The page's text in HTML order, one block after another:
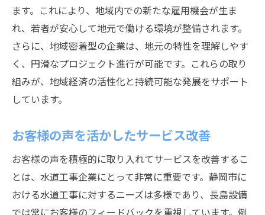
ます。これにより、地域内での新たな雇用機会が生ま
れ、若者が安心して地元で働ける環境が整備されます。
さらに、地域密着型の企業は、地元の特性を理解しやす
く、円滑なプロジェクト進行が可能です。これらの取り
組みが、地域経済の活性化と持続可能な発展をサポート
しています。
お客様の声を活かしたサービス改善
お客様の声を積極的に取り入れてサービスを改善するこ
とは、水道工事企業にとって非常に重要です。静岡市に
おける水道工事に対するニーズは多様であり、長島設備
では常にお客様のフィードバックを重視しています。例